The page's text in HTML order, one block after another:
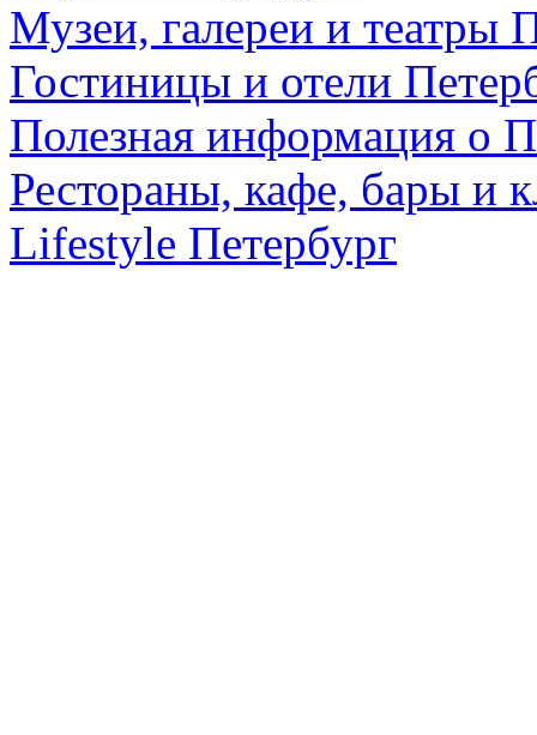
Музеи, галереи и театры
Гостиницы и отели
Полезная информация о
Рестораны, кафе, бары и
Lifestyle Петербург